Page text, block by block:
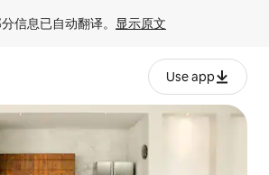
信息已自动翻译。 显示原文
Use app